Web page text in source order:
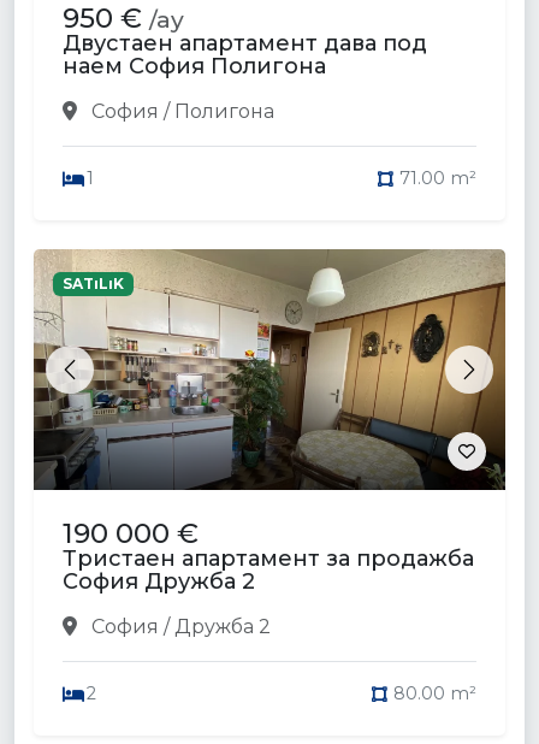
950 € /ay
Двустаен апартамент дава под
наем София Полигона
София / Полигона
1 71.00 m²
Previous Next
SATıLıK
190 000 €
Тристаен апартамент за продажба
София Дружба 2
София / Дружба 2
2 80.00 m²